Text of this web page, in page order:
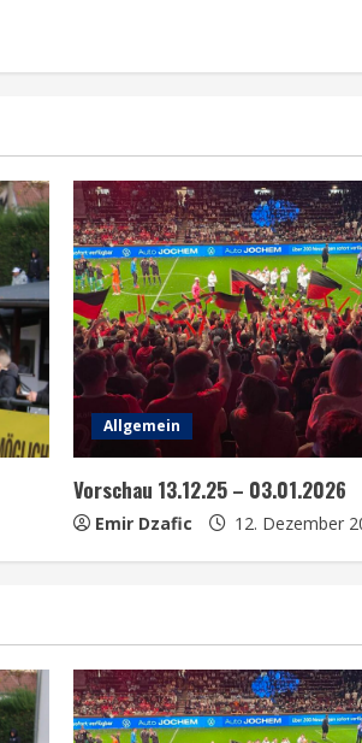
Allgemein
Vorschau 13.12.25 – 03.01.2026
Emir Dzafic 12. Dezember